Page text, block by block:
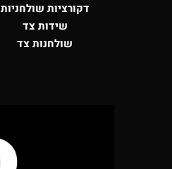
דקורציות שולחניות
שידות צד
שולחנות צד